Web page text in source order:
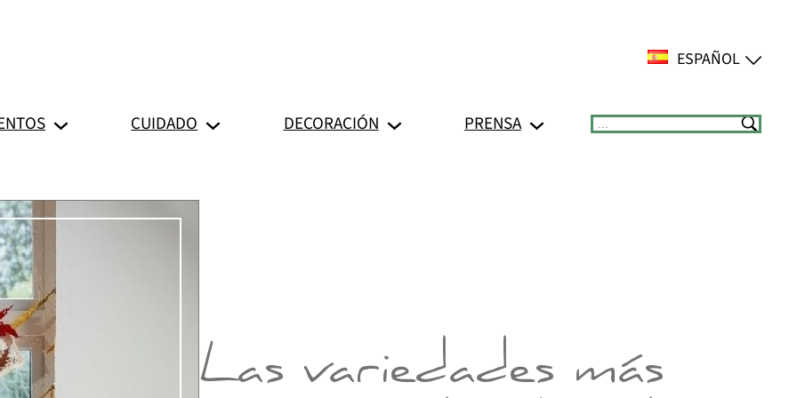
ESPAÑOL
CUIDADO DECORACIÓN PRENSA Suchen
Las variedades más